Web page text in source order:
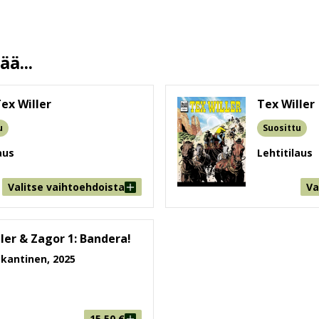
170g
Willer
Valitse vaihtoehdoista
Tex Willer
Suosittu
Lehtitilaus
& Zagor 1: Bandera!
2025